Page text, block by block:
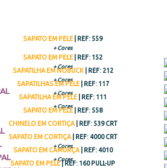
SAPATO EM PELE | REF: 559
+ Cores
SAPATO EM PELE | REF: 152
+ Cores
SAPATILHA EM NOBUCK
| REF: 212
+ Cores
SAPATILHAS EM PELE | REF: 117
+ Cores
SAPATILHA EM PELE | REF: 111
+ Cores
SAPATO EM PELE | REF: 558
CHINELO EM CORTIÇA | REF: 539 CRT
SAPATO EM CORTIÇA
| REF: 4000 CRT
+ Cores
SAPATO EM CAMURÇA | REF: 4010
+ Cores
SAPATO EM PELE| REF: 160 PULL-UP